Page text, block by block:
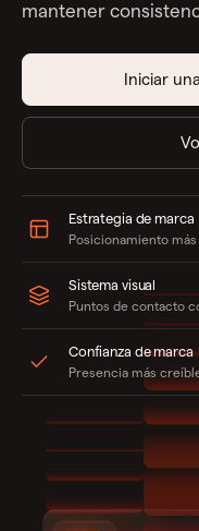
mantener
Iniciar
Estrategia de marca
Posicionamiento
Sistema visual
Puntos de contacto
Confianza de marca
Presencia más